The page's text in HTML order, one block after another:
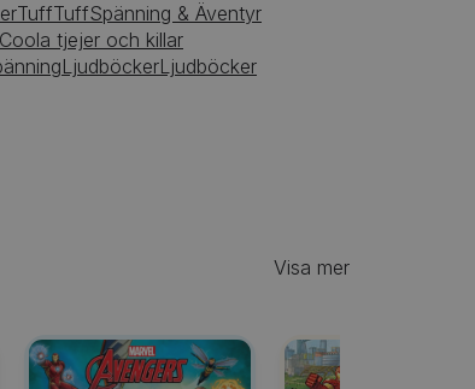
TuffTuffSpänning & Äventyr
Coola tjejer och killar
LjudböckerLjudböcker
Visa mer